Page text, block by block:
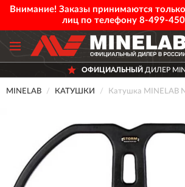
Внимание! Заказы принимаются
лиц по телефону 8-499-
ОФИЦИАЛЬНЫЙ ДИЛЕР
MINELAB КАТУШКИ Катушка MINELAB